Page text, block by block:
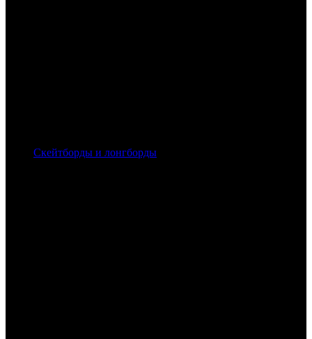
Скейтборды и лонгборды